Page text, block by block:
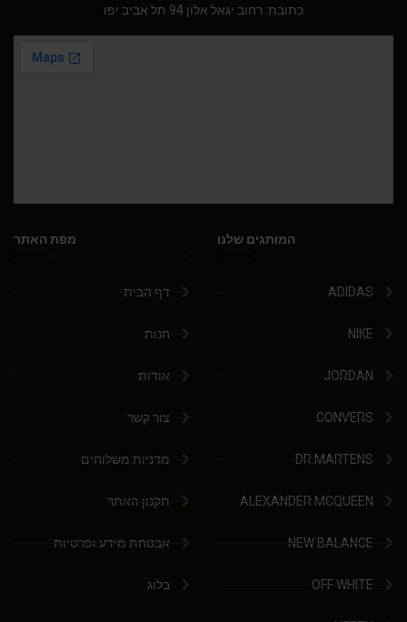
כתובת: רחוב יגאל אלון 94 תל אביב יפו
המותגים שלנו
ADIDAS
NIKE
JORDAN
CONVERS
DR.MARTENS
ALEXANDER MCQUEEN
NEW BALANCE
OFF WHITE
מפת האתר
דף הבית
חנות
אודות
צור קשר
מדניות משלוחים
תקנון האתר
אבטחת מידע ופרטיות
בלוג